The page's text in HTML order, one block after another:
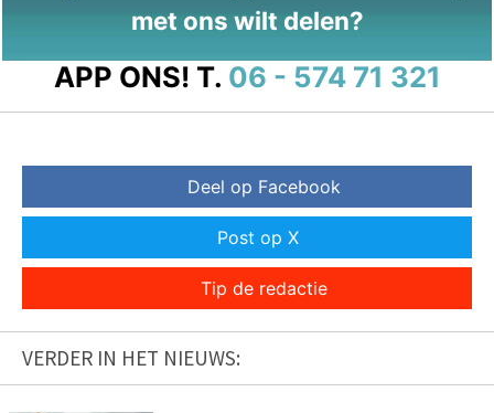
met ons wilt delen?
APP ONS! T. 06 - 574 71 321
Deel op Facebook
Post op X
Tip de redactie
VERDER IN HET NIEUWS: